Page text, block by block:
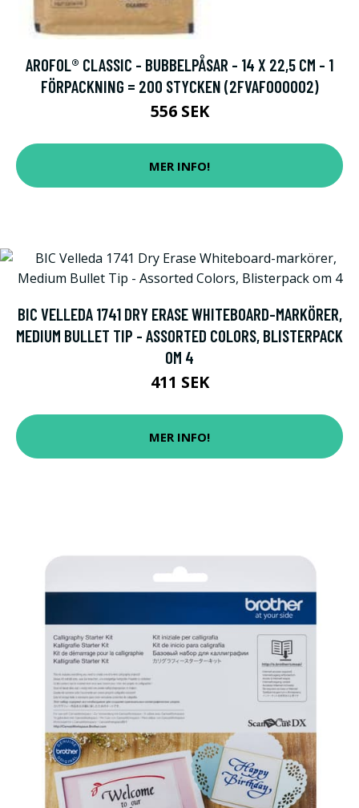
AROFOL® CLASSIC - BUBBELPÅSAR - 14 X 22,5 CM - 1
FÖRPACKNING = 200 STYCKEN (2FVAF000002)
556 SEK
MER INFO!
BIC VELLEDA 1741 DRY ERASE WHITEBOARD-MARKÖRER,
MEDIUM BULLET TIP - ASSORTED COLORS, BLISTERPACK
OM 4
411 SEK
MER INFO!